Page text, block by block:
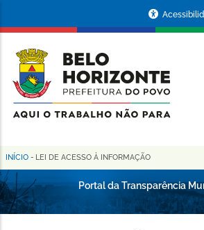
conteúdo
principal
da
Prefeitura
de
Horizonte
Trilha
de
navegação
INÍCIO - LEI DE ACESSO À INFORMAÇÃO
Portal da Transparência